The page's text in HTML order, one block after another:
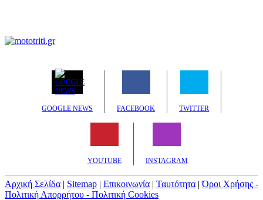
GOOGLE NEWS FACEBOOK TWITTER
YOUTUBE INSTAGRAM
Αρχική Σελίδα | Sitemap | Επικοινωνία | Ταυτότητα |Όροι Χρήσης -
Πολιτική Απορρήτου - Πολιτική Cookies